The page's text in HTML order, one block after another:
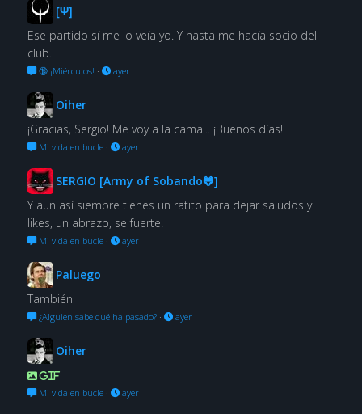
[Ψ]
Ese partido sí me lo veía yo. Y hasta me hacía socio del
club.
🔞 ¡Miérculos! · ayer
Oiher
¡Gracias, Sergio! Me voy a la cama... ¡Buenos días!
Mi vida en bucle· ayer
SERGIO [Army of Sobando🐸]
Y aun así siempre tienes un ratito para dejar saludos y
likes, un abrazo, se fuerte!
Mi vida en bucle· ayer
Paluego
También
¿Alguien sabe qué ha pasado?· ayer
Oiher
GIF
Mi vida en bucle· ayer